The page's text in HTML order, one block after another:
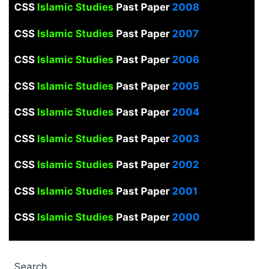
CSSIslamic Studies Past Paper2008
CSS Islamic Studies Past Paper2007
CSSIslamic Studies Past Paper2006
CSSIslamic Studies Past Paper2005
CSSIslamic Studies Past Paper2004
CSSIslamic Studies Past Paper2003
CSSIslamic Studies Past Paper2002
CSSIslamic Studies Past Paper 2001
CSSIslamic Studies Past Paper2000